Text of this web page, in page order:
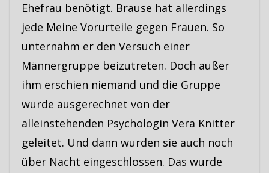
Ehefrau benötigt. Brause hat allerdings
jede Meine Vorurteile gegen Frauen. So
unternahm er den Versuch einer
Männergruppe beizutreten. Doch außer
ihm erschien niemand und die Gruppe
wurde ausgerechnet von der
alleinstehenden Psychologin Vera Knitter
geleitet. Und dann wurden sie auch noch
über Nacht eingeschlossen. Das wurde